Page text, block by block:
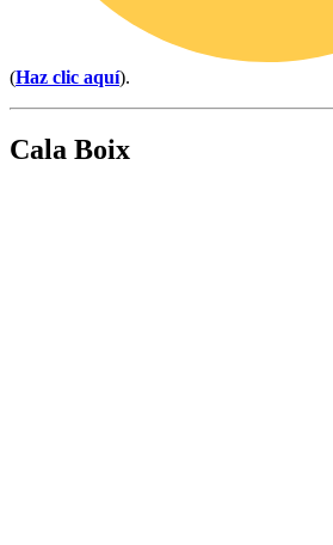
(Haz clic aquí).
Cala Boix